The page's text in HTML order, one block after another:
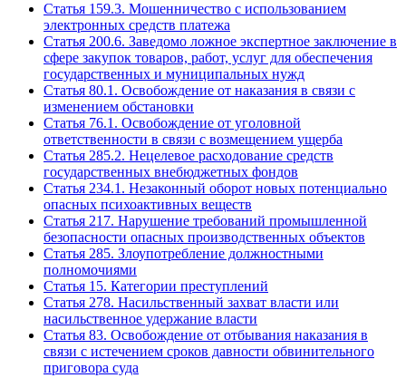
Статья 159.3. Мошенничество с использованием
электронных средств платежа
Статья 200.6. Заведомо ложное экспертное заключение в
сфере закупок товаров, работ, услуг для обеспечения
государственных и муниципальных нужд
Статья 80.1. Освобождение от наказания в связи с
изменением обстановки
Статья 76.1. Освобождение от уголовной
ответственности в связи с возмещением ущерба
Статья 285.2. Нецелевое расходование средств
государственных внебюджетных фондов
Статья 234.1. Незаконный оборот новых потенциально
опасных психоактивных веществ
Статья 217. Нарушение требований промышленной
безопасности опасных производственных объектов
Статья 285. Злоупотребление должностными
полномочиями
Статья 15. Категории преступлений
Статья 278. Насильственный захват власти или
насильственное удержание власти
Статья 83. Освобождение от отбывания наказания в
связи с истечением сроков давности обвинительного
приговора суда